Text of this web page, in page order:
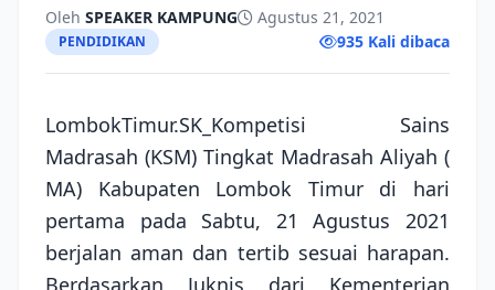
Oleh SPEAKER KAMPUNG Agustus 21, 2021
PENDIDIKAN 935 Kali dibaca
LombokTimur.SK_Kompetisi Sains
Madrasah (KSM) Tingkat Madrasah Aliyah (
MA) Kabupaten Lombok Timur di hari
pertama pada Sabtu, 21 Agustus 2021
berjalan aman dan tertib sesuai harapan.
Berdasarkan Juknis dari Kementerian